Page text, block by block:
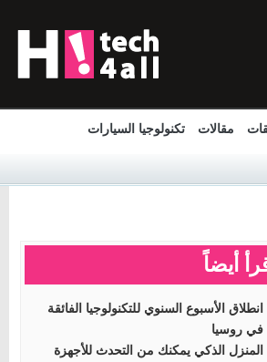
مقالات تكنولوجيا السيارات
أيضاً
الأسبوع السنوي للتكنولوجيا الفائقة
في روسيا
الذكي يمكنك من التحدث للأجهزة